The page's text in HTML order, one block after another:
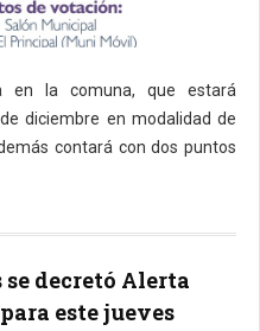
en la comuna, que estará
diciembre en modalidad de
contará con dos puntos
decretó Alerta
este jueves